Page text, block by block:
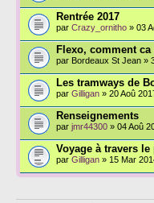
Rentrée 2017
par Crazy_ornitho » 03
Flexo, comment ca
par Bordeaux St Jean »
Les tramways de
par Gilligan » 20 Aoû
Renseignements
par jmr44300 » 04 Aoû
Voyage à travers le
par Gilligan » 15 Mar